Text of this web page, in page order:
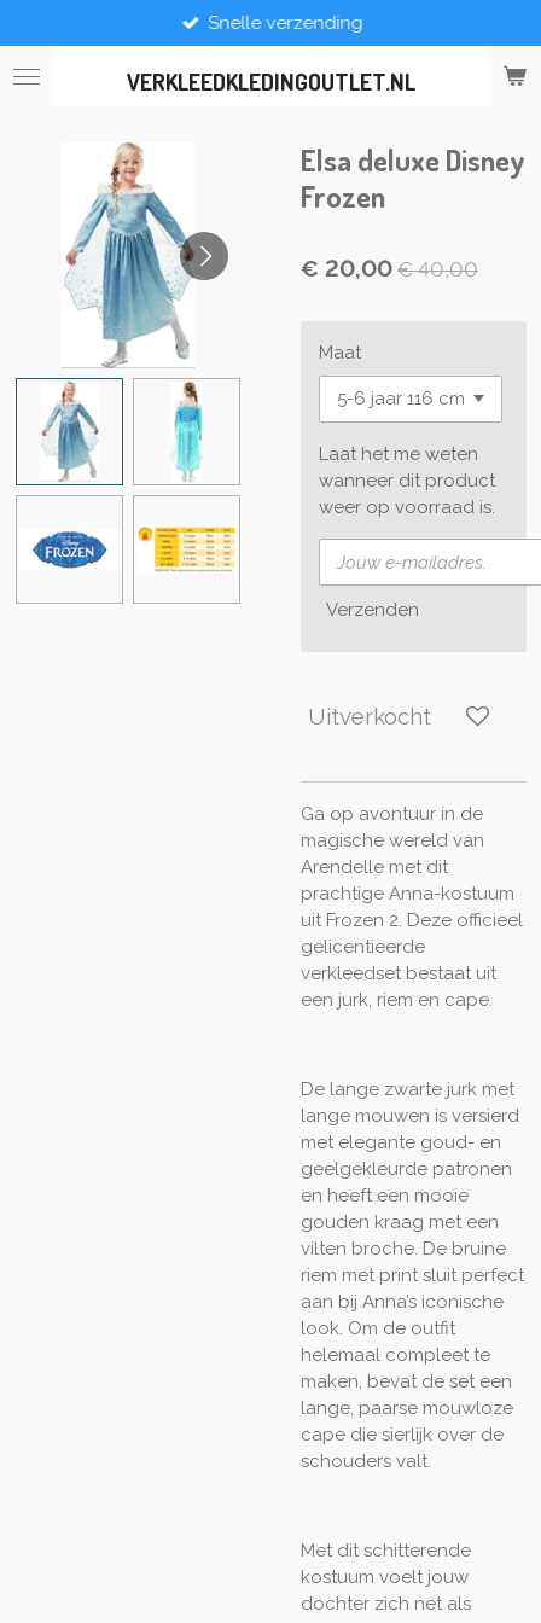
direct
naar
VERKLEEDKLEDINGOUTLET.NL
Snelle verzending
Elsa deluxe Disney
Frozen
€ 20,00 € 40,00
Maat
Laat het me weten
wanneer dit product
weer op voorraad is.
Verzenden
Uitverkocht
Ga op avontuur in de
magische wereld van
Arendelle met dit
prachtige Anna-kostuum
uit Frozen 2. Deze officieel
gelicentieerde
verkleedset bestaat uit
een jurk, riem en cape.
De lange zwarte jurk met
lange mouwen is versierd
met elegante goud- en
geelgekleurde patronen
en heeft een mooie
gouden kraag met een
vilten broche. De bruine
riem met print sluit perfect
aan bij Anna’s iconische
look. Om de outfit
helemaal compleet te
maken, bevat de set een
lange, paarse mouwloze
cape die sierlijk over de
schouders valt.
Met dit schitterende
kostuum voelt jouw
dochter zich net als